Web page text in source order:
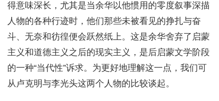
得意味深长，尤其是当余华以他惯用的零度叙事深描
人物的各种行迹时，他们那些未被看见的挣扎与奋
斗、无奈和彷徨便会跃然纸上。这是余华舍弃了启蒙
主义和道德主义之后的现实主义，是后启蒙文学阶段
的一种“当代性”诉求。为更好地理解这一点，我们可
从卢克明与李光头这两个人物的比较谈起。